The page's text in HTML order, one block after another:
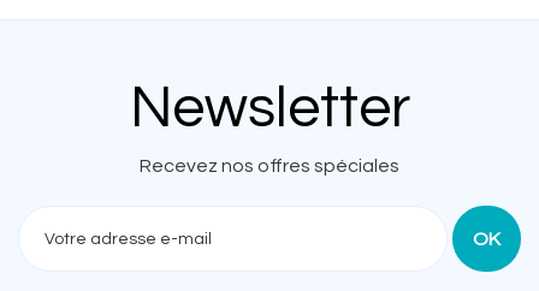
Newsletter
Recevez nos offres spéciales